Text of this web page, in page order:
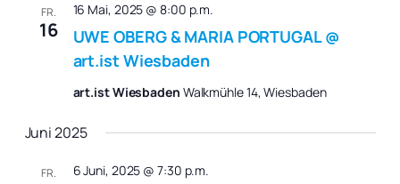
FR.
16
UWE OBERG & MARIA PORTUGAL @
art.ist Wiesbaden
16 Mai, 2025 @ 8:00 p.m.
art.ist Wiesbaden Walkmühle 14, Wiesbaden
Juni 2025
FR. 6 Juni, 2025 @ 7:30 p.m.